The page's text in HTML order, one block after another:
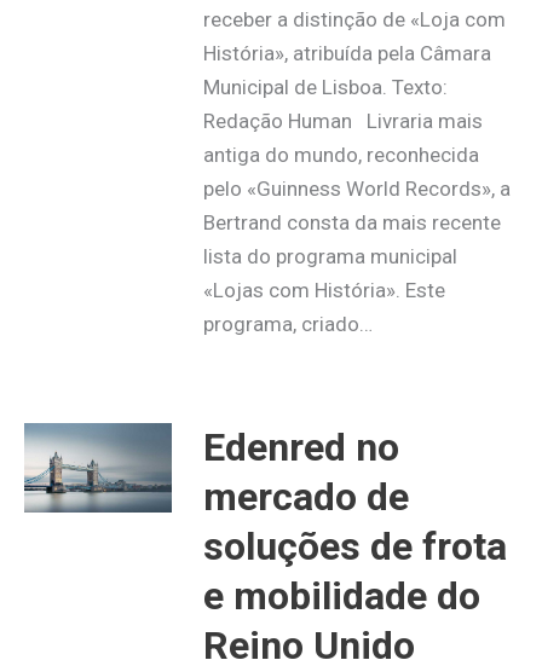
receber a distinção de «Loja com
História», atribuída pela Câmara
Municipal de Lisboa. Texto:
Redação Human Livraria mais
antiga do mundo, reconhecida
pelo «Guinness World Records», a
Bertrand consta da mais recente
lista do programa municipal
«Lojas com História». Este
programa, criado…
Edenred no
mercado de
soluções de frota
e mobilidade do
Reino Unido